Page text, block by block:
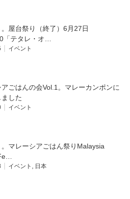
。屋台祭り（終了）6月27日
「テタレ・オ…
イベント
ごはんの会Vol.1。マレーカンポンに
した
イベント
。マレーシアごはん祭りMalaysia
イベント , 日本